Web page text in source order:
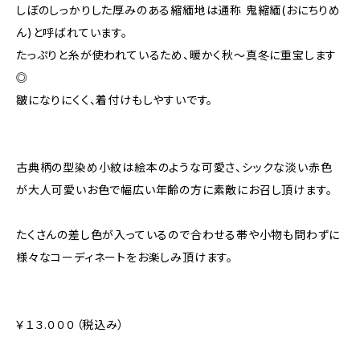
しぼのしっかりした厚みのある縮緬地は通称 鬼縮緬(おにちりめ
ん)と呼ばれています。
たっぷりと糸が使われているため、暖かく秋～真冬に重宝します
◎
皺になりにくく、着付けもしやすいです。
古典柄の型染め小紋は絵本のような可愛さ、シックな淡い赤色
が大人可愛いお色で幅広い年齢の方に素敵にお召し頂けます。
たくさんの差し色が入っているので合わせる帯や小物も問わずに
様々なコーディネートをお楽しみ頂けます。
￥１３.０００（税込み）